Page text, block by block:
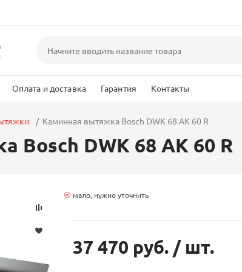
Оплата и доставка Гарантия Контакты
Каминная вытяжка Bosch DWK 68 AK 60 R
Bosch DWK 68 AK 60 R
мало, нужно уточнить
37 470 руб. / шт.